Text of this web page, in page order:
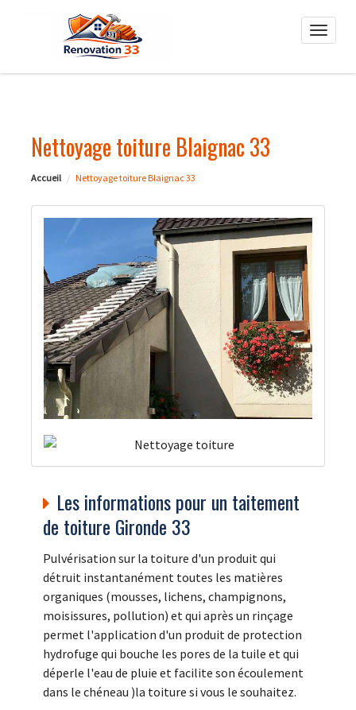
Toggle
Nettoyage toiture Blaignac 33
Accueil Nettoyage toiture Blaignac 33
Les informations pour un taitement
de toiture Gironde 33
Pulvérisation sur la toiture d'un produit qui
détruit instantanément toutes les matières
organiques (mousses, lichens, champignons,
moisissures, pollution) et qui après un rinçage
permet l'application d'un produit de protection
hydrofuge qui bouche les pores de la tuile et qui
déperle l'eau de pluie et facilite son écoulement
dans le chéneau )la toiture si vous le souhaitez.